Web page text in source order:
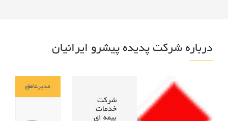
درباره شرکت پدیده پیشرو ایرانیان
شرکت
خدمات
بیمه ای
مدیرعامل